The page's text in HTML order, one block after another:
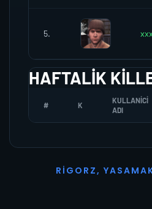
5.
HAFTALIK
# K
KULLANICI
ADI
R I G O R Z, YASAMA